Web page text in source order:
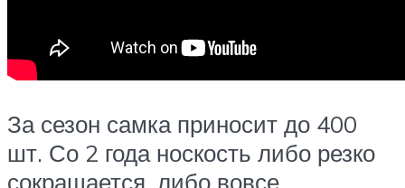
За сезон самка приносит до 400
шт. Со 2 года носкость либо резко
сокращается, либо вовсе